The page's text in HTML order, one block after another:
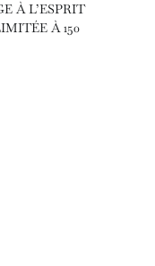
À L’ESPRIT
À 150